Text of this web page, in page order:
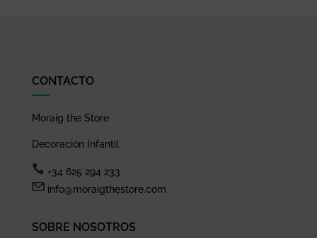
CONTACTO
Moraig the Store
Decoración Infantil
+34 625 294 233
info@moraigthestore.com
SOBRE NOSOTROS